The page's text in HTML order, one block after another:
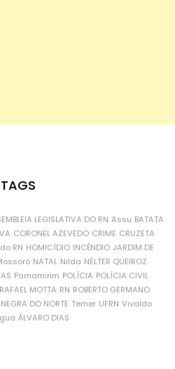
TAGS
LEGISLATIVA DO RN Assu BATATA
CORONEL AZEVEDO CRIME CRUZETA
RN HOMICÍDIO INCÊNDIO JARDIM DE
NATAL Nilda NÉLTER QUEIROZ
Parnamirim POLÍCIA POLÍCIA CIVIL
RAFAEL MOTTA RN ROBERTO GERMANO
DO NORTE Temer UFRN Vivaldo
ÁLVARO DIAS